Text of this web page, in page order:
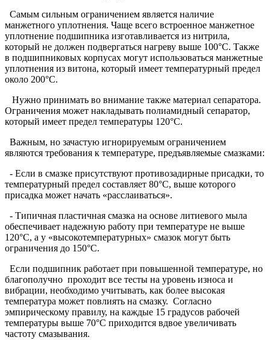
Самым сильным ограничением является наличие
манжетного уплотнения. Чаще всего встроенное манжетное
уплотнение подшипника изготавливается из нитрила,
который не должен подвергаться нагреву выше 100°C. Также
в подшипниковых корпусах могут использоваться манжетные
уплотнения из витона, который имеет температурный предел
около 200°C.
Нужно принимать во внимание также материал сепаратора.
Ограничения может накладывать полиамидный сепаратор,
который имеет предел температуры 120°C.
Важным, но зачастую игнорируемым ограничением
являются требования к температуре, предъявляемые смазками:
- Если в смазке присутствуют противозадирные присадки, то
температурный предел составляет 80°C, выше которого
присадка может начать «расслаиваться».
- Типичная пластичная смазка на основе литиевого мыла
обеспечивает надежную работу при температуре не выше
120°C, а у «высокотемпературных» смазок могут быть
ограничения до 150°C.
Если подшипник работает при повышенной температуре, но
благополучно проходит все тесты на уровень износа и
вибрации, необходимо учитывать, как более высокая
температура может повлиять на смазку. Согласно
эмпирическому правилу, на каждые 15 градусов рабочей
температуры выше 70°C приходится вдвое увеличивать
частоту смазывания.